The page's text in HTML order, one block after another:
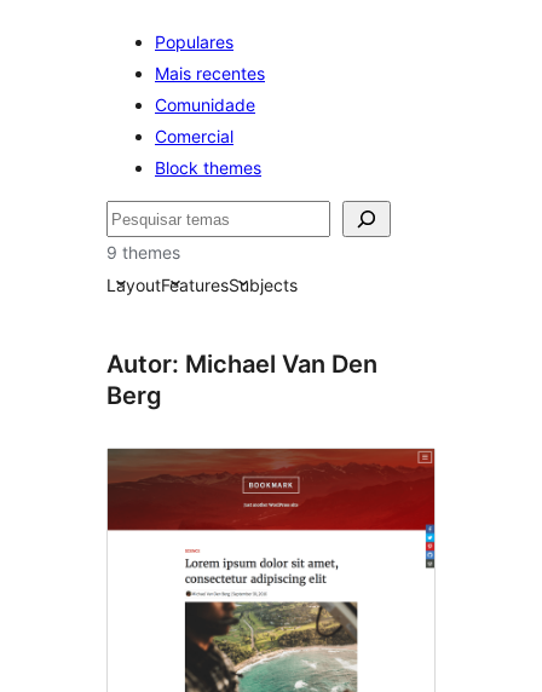
Populares
Mais recentes
Comunidade
Comercial
Block themes
Pesquisar
9 themes
LayoutFeaturesSubjects
Autor: Michael Van Den
Berg